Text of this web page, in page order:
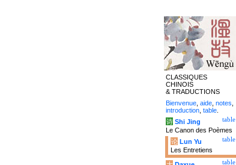
CLASSIQUES
CHINOIS
& TRADUCTIONS
Bienvenue aide notes
introduction table
table
诗 Shi Jing
Le Canon des Poèmes
table
论 Lun Yu
Les Entretiens
table